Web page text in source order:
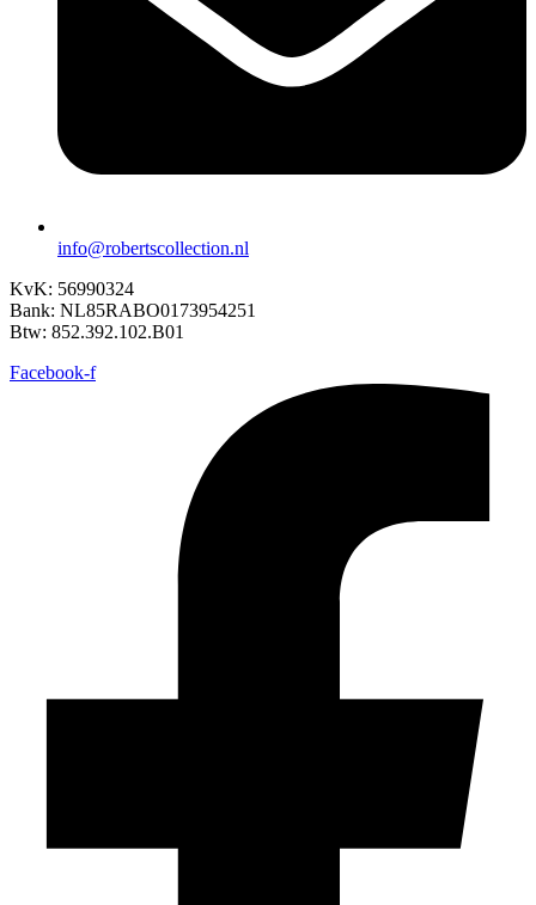
info@robertscollection.nl
KvK: 56990324
Bank: NL85RABO0173954251
Btw: 852.392.102.B01
Facebook-f